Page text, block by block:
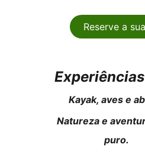
Kayak, aves
Natureza e
                             puro.
Reserve a